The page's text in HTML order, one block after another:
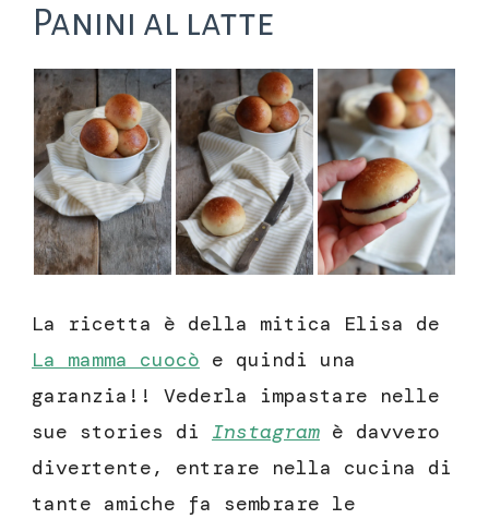
Panini al latte
La ricetta è della mitica Elisa de
La mamma cuocò e quindi una
garanzia!! Vederla impastare nelle
sue stories di Instagram è davvero
divertente, entrare nella cucina di
tante amiche fa sembrare le